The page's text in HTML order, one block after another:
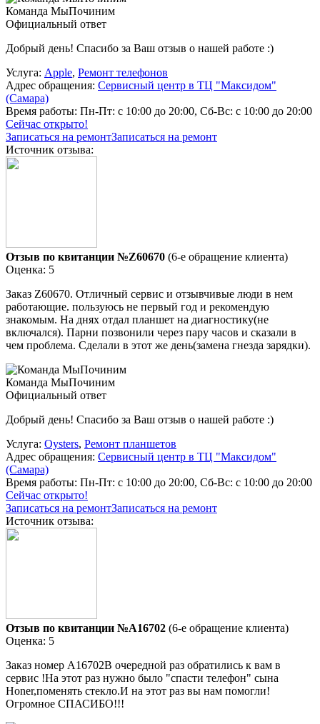
Команда МыПочиним
Официальный ответ
Добрый день! Спасибо за Ваш отзыв о нашей работе :)
Услуга: Apple, Ремонт телефонов
Адрес обращения: Сервисный центр в ТЦ "Максидом"
(Самара)
Время работы: Пн-Пт: с 10:00 до 20:00, Сб-Вс: с 10:00 до 20:00
Сейчас открыто!
Записаться на ремонтЗаписаться на ремонт
Источник отзыва:
Отзыв по квитанции №Z60670 (6-е обращение клиента)
Оценка: 5
Заказ Z60670. Отличный сервис и отзывчивые люди в нем
работающие. пользуюсь не первый год и рекомендую
знакомым. На днях отдал планшет на диагностику(не
включался). Парни позвонили через пару часов и сказали в
чем проблема. Сделали в этот же день(замена гнезда зарядки).
Команда МыПочиним
Официальный ответ
Добрый день! Спасибо за Ваш отзыв о нашей работе :)
Услуга: Oysters, Ремонт планшетов
Адрес обращения: Сервисный центр в ТЦ "Максидом"
(Самара)
Время работы: Пн-Пт: с 10:00 до 20:00, Сб-Вс: с 10:00 до 20:00
Сейчас открыто!
Записаться на ремонтЗаписаться на ремонт
Источник отзыва:
Отзыв по квитанции №A16702 (6-е обращение клиента)
Оценка: 5
Заказ номер А16702В очередной раз обратились к вам в
сервис !На этот раз нужно было "спасти телефон" сына
Honer,поменять стекло.И на этот раз вы нам помогли!
Огромное СПАСИБО!!!